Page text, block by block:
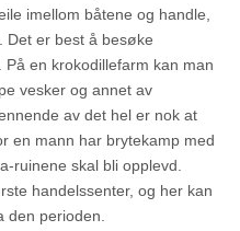
imellom båtene og handle,
Det er best å besøke
en krokodillefarm kan man
vesker og annet av
av det hel er nok at
en mann har brytekamp med
ruinene skal bli opplevd.
handelssenter, og her kan
den perioden.